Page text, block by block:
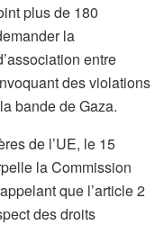
plus de 180
la
entre
des violations
bande de Gaza.
de l’UE, le 15
la Commission
que l’article 2
des droits